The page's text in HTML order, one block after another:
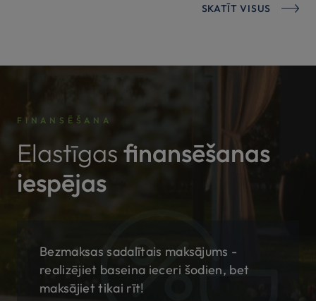
SKATĪT VISUS
FINANSĒŠANA
Elastīgas finansēšanas
iespējas
Bezmaksas sadalītais maksājums -
realizējiet baseina ieceri šodien, bet
maksājiet tikai rīt!